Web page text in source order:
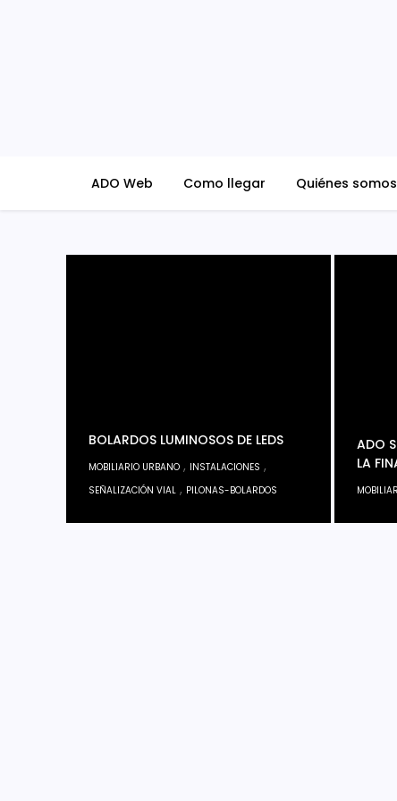
ADO Web Como llegar Quiénes somos
BOLARDOS LUMINOSOS DE LEDS
MOBILIARIO URBANO , INSTALACIONES ,
SEÑALIZACIÓN VIAL , PILONAS-BOLARDOS
ADO
LA